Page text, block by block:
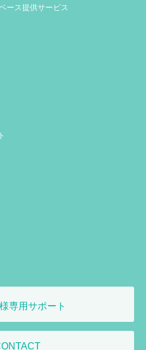
ース提供サービス
専用サポート